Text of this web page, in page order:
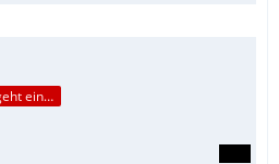
Auch am Arsch geht ein Weg vorbei...